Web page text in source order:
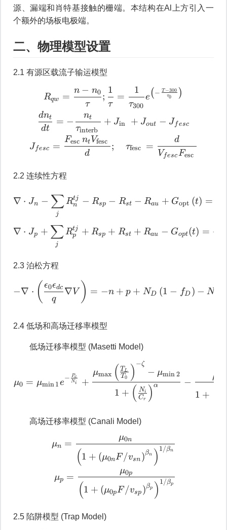
源、漏端和肖特基接触的栅端。本结构在Al上方引入一
个额外的场板电极端。
二、物理模型设置
2.1 有源区载流子输运模型
= −n0τ;1τ=
Rqw =
τ
n − n0 ;
τ
1
=
τ300
1
e ( − τ0
T −300 )
dt
dnt = −
τinterb
nt + Jin + Jout − Jfesc
Jfesc =
d
Fesc nt Vfesc ; τfesc =
VfescFesc
d
2.2 连续性方程
∇⋅J ∑j t − p−
∇ ⋅ Jn −
j
∑Rn
tj − Rsp − Rst − Rau + Gopt (t) =
∇ ⋅ Jp +
j
∑Rp
tj + Rsp + Rst + Rau − Gopt(t) = −
2.3 泊松方程
ϵd q∇ = − +p
−∇ ⋅ ( q
ϵ0ϵdc ∇V ) = −n + p + ND (1 − fD ) − N
2.4 低场和高场迁移率模型
低场迁移率模型 (Masetti Model)
μ0=μmin
μ0 = μmin 1e− Ni
Pc
+
1 + ( Cr
Ni )α
μmax ( T0
TL ) −ζ
− μmin2
−
1 +
μ
高场迁移率模型 (Canali Model)
μn=μ0n(1+(μ0
μn =
(1 + (μ0nF/vsn )βn ) 1/βn
μ0n
μp =
(1 + (μ0pF /vsp )βp ) 1/βp
μ0p
2.5 陷阱模型 (Trap Model)